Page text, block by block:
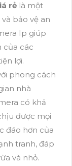
rẻ là một
bảo vệ an
Ip giúp
của các
lợi.
phong cách
nhà
có khả
được mọi
đáo hơn của
tranh, đáp
và nhỏ.